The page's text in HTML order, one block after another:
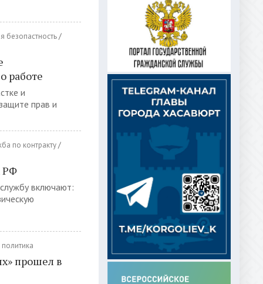
безопастность/
работе
и
прав и
по контракту/
РФ
включают:
прошел в